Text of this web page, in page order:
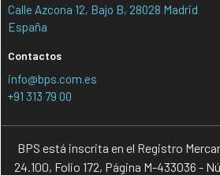
Calle Azcona 12, Bajo B, 28028 Madrid
España
Contactos
info@bps.com.es
+91 313 79 00
BPS está inscrita en el Registro
24.100, Folio 172, Página M-433036 -